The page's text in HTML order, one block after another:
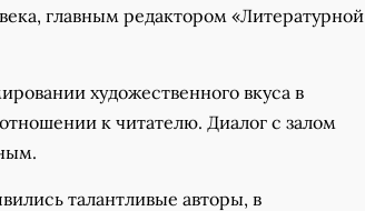
главным редактором «Литературной
художественного вкуса в
к читателю. Диалог с залом
талантливые авторы, в